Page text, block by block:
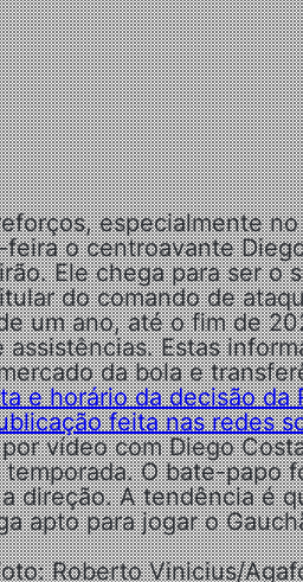
especialmente
o centroavante
Ele chega para ser o
do comando de
um ano, até o fim de
Estas
da bola e
e horário da decisão da
feita nas redes
vídeo com Diego
O bate-papo
direção. A tendência é
apto para jogar o
Roberto Vinicius/